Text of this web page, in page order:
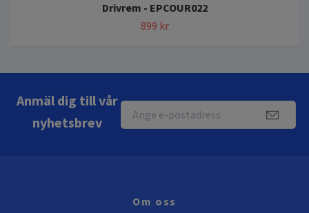
Drivrem - EPCOUR022
899 kr
Anmäl dig till vår
nyhetsbrev
Om oss